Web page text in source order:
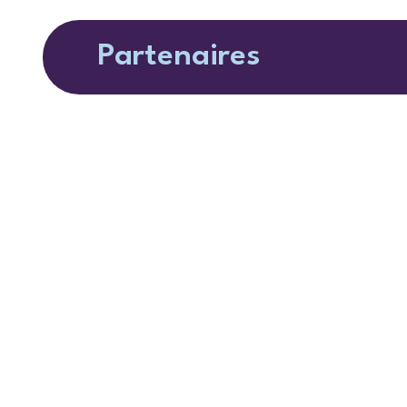
Partenaires